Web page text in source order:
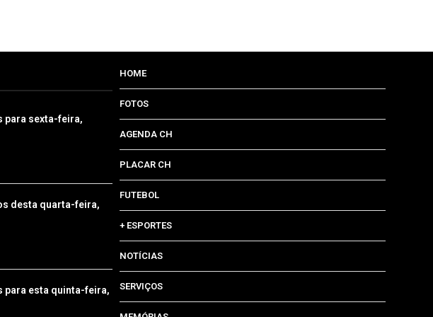
para sexta-feira,
desta quarta-feira,
esta quinta-feira,
HOME
FOTOS
AGENDA CH
PLACAR CH
FUTEBOL
+ ESPORTES
NOTÍCIAS
SERVIÇOS